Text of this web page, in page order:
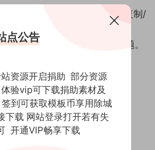
目中的所有媒体路径替换为新复制/
的媒体和新项目，以防出现问题。
点公告
资源开启捐助 部分资源
验vip可下载捐助素材及
到可获取模板币享用除城
下载 网站登录打开若有失
开通VIP畅享下载